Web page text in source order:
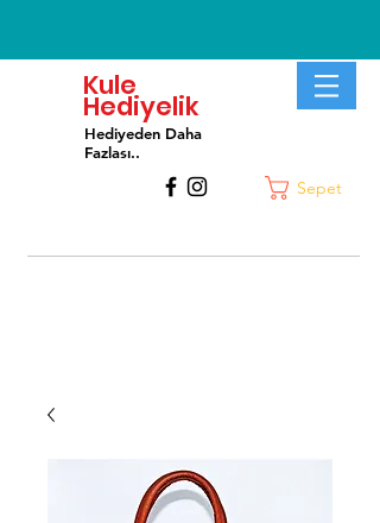
Kule
Hediyelik
Hediyeden Daha
Fazlası..
Sepet